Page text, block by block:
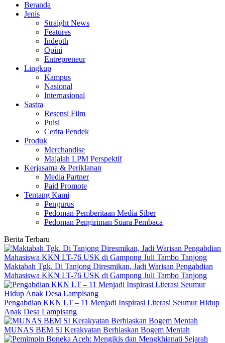
Beranda
Jenis
Straight News
Features
Indepth
Opini
Entrepreneur
Lingkup
Kampus
Nasional
Internasional
Sastra
Resensi Film
Puisi
Cerita Pendek
Produk
Merchandise
Majalah LPM Perspektif
Kerjasama & Periklanan
Media Partner
Paid Promote
Tentang Kami
Pengurus
Pedoman Pemberitaan Media Siber
Pedoman Pengiriman Suara Pembaca
Berita Terbaru
Maktabah Tgk. Di Tanjong Diresmikan, Jadi Warisan Pengabdian
Mahasiswa KKN LT-76 USK di Gampong Juli Tambo Tanjong
Pengabdian KKN LT – 11 Menjadi Inspirasi Literasi Seumur Hidup
Anak Desa Lampisang
MUNAS BEM SI Kerakyatan Berhiaskan Bogem Mentah